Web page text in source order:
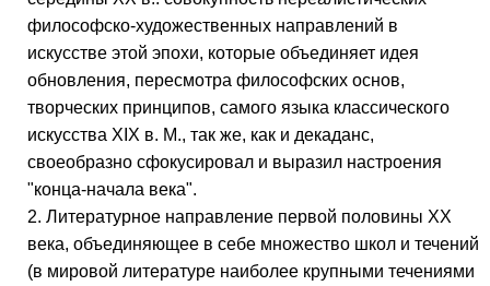
философско-художественных направлений в
искусстве этой эпохи, которые объединяет идея
обновления, пересмотра философских основ,
творческих принципов, самого языка классического
искусства ХIХ в. М., так же, как и декаданс,
своеобразно сфокусировал и выразил настроения
"конца-начала века".
2. Литературное направление первой половины ХХ
века, объединяющее в себе множество школ и течений
(в мировой литературе наиболее крупными течениями